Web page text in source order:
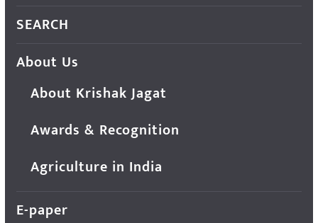
SEARCH
About Us
About Krishak Jagat
Awards & Recognition
Agriculture in India
E-paper